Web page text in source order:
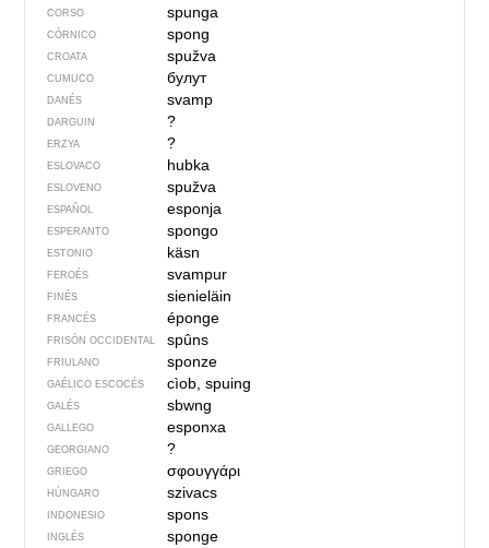
CORSO spunga
CÓRNICO spong
CROATA spužva
CUMUCO булут
DANÉS svamp
DARGUIN ?
ERZYA ?
ESLOVACO hubka
ESLOVENO spužva
ESPAÑOL esponja
ESPERANTO spongo
ESTONIO käsn
FEROÉS svampur
FINÉS sienieläin
FRANCÉS éponge
FRISÓN OCCIDENTAL spûns
FRIULANO sponze
GAÉLICO ESCOCÉS cìob, spuing
GALÉS sbwng
GALLEGO esponxa
GEORGIANO ?
GRIEGO σφουγγάρι
HÚNGARO szivacs
INDONESIO spons
INGLÉS sponge